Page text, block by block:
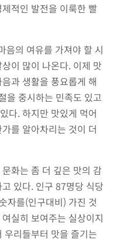
적인 발전을 이룩한 빨
음의 여유를 가져야 할 시
이 많이 나온다. 이제 맛
과 생활을 풍요롭게 해
을 중시하는 민족도 있고
다. 하지만 맛있게 먹어
를 알아차리는 것이 더
화는 좀 더 깊은 맛의 감
있다. 인구 87명당 식당
자를(인구대비) 가진 것
실히 보여주는 실상이지
우리들부터 맛을 즐기는